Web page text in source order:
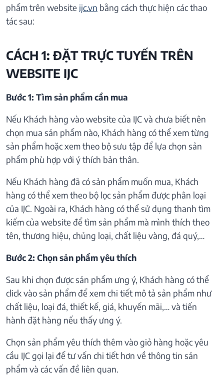
phẩm trên website ijc.vn bằng cách thực hiện các thao
tác sau:
CÁCH 1: ĐẶT TRỰC TUYẾN TRÊN
WEBSITE IJC
Bước 1: Tìm sản phẩm cần mua
Nếu Khách hàng vào website của IJC và chưa biết nên
chọn mua sản phẩm nào, Khách hàng có thể xem từng
sản phẩm hoặc xem theo bộ sưu tập để lựa chọn sản
phẩm phù hợp với ý thích bản thân.
Nếu Khách hàng đã có sản phẩm muốn mua, Khách
hàng có thể xem theo bộ lọc sản phẩm được phân loại
của IJC. Ngoài ra, Khách hàng có thể sử dụng thanh tìm
kiếm của website để tìm sản phẩm mà mình thích theo
tên, thương hiệu, chủng loại, chất liệu vàng, đá quý,…
Bước 2: Chọn sản phẩm yêu thích
Sau khi chọn được sản phẩm ưng ý, Khách hàng có thể
click vào sản phẩm để xem chi tiết mô tả sản phẩm như
chất liệu, loại đá, thiết kế, giá, khuyến mãi,… và tiến
hành đặt hàng nếu thấy ưng ý.
Chọn sản phẩm yêu thích thêm vào giỏ hàng hoặc yêu
cầu IJC gọi lại để tư vấn chi tiết hơn về thông tin sản
phẩm và các vấn đề liên quan.